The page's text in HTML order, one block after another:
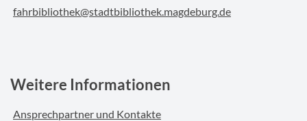
fahrbibliothek@stadtbibliothek.magdeburg.de
Weitere Informationen
Ansprechpartner und Kontakte